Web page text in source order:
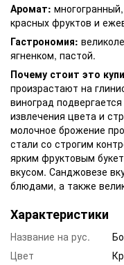
Аромат:
красных фруктов и
Гастрономия:
ягненком, пастой.
Почему стоит это
произрастают на
виноград
извлечения цвета и
молочное брожение
стали со строгим
ярким фруктовым
вкусом. Санджовезе
блюдами, а также
Характеристики
Название на рус.
Цвет